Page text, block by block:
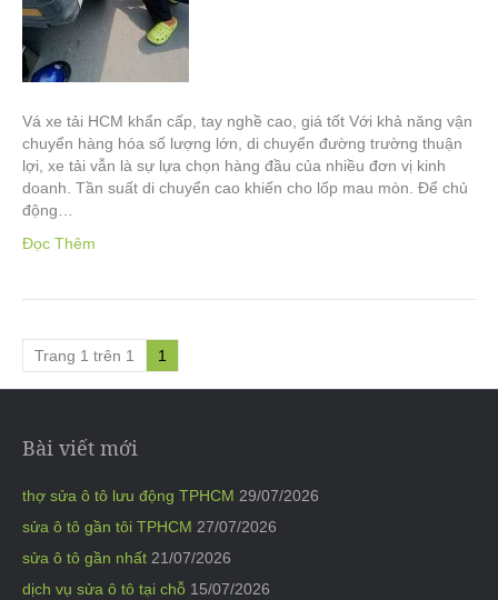
Vá xe tải HCM khẩn cấp, tay nghề cao, giá tốt Với khả năng vận
chuyển hàng hóa số lượng lớn, di chuyển đường trường thuận
lợi, xe tải vẫn là sự lựa chọn hàng đầu của nhiều đơn vị kinh
doanh. Tần suất di chuyển cao khiến cho lốp mau mòn. Để chủ
động…
Đọc Thêm
Trang 1 trên 1 1
Bài viết mới
thợ sửa ô tô lưu động TPHCM 29/07/2026
sửa ô tô gần tôi TPHCM 27/07/2026
sửa ô tô gần nhất 21/07/2026
dịch vụ sửa ô tô tại chỗ 15/07/2026